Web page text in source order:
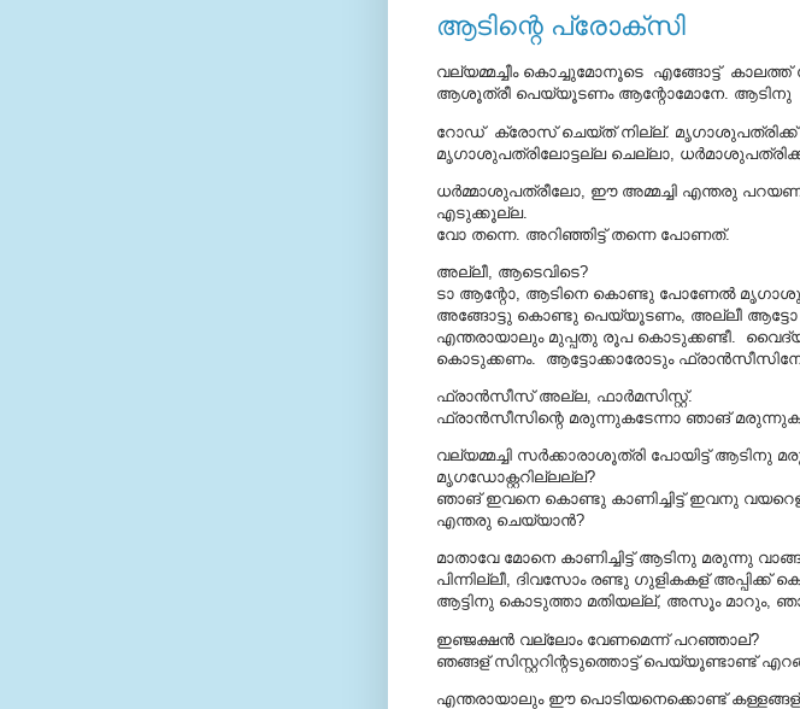
ആടിന്റെ പ്രോക്സി
വല്യമ്മച്ചീം കൊച്ചുമോനൂടെ എങ്ങോട്ട്
ആശൂത്രീ പെയ്യൂടണം ആന്റോമോനേ. ആടിനു
റോഡ് ക്രോസ് ചെയ്ത് നില്ല്.
മൃഗാശുപത്രിലോട്ടല്ല ചെല്ലാ,
ധര്‍മ്മാശുപത്രീലോ, ഈ അമ്മച്ചി എന്തരു
എടുക്കൂല്ല.
വോ തന്നെ. അറിഞ്ഞിട്ട് തന്നെ പോണത്.
അല്ലീ, ആടെവിടെ?
ടാ ആന്റോ, ആടിനെ കൊണ്ടു പോണേല്‍
അങ്ങോട്ടു കൊണ്ടു പെയ്യൂടണം, അല്ലീ ആട്ടോ
എന്തരായാലും മുപ്പതു രൂപ കൊടുക്കണ്ടീ.
കൊടുക്കണം. ആട്ടോക്കാരോടും
ഫ്രാന്‍സീസ് അല്ല, ഫാര്‍മസിസ്റ്റ്.
ഫ്രാന്‍സീസിന്റെ മരുന്നുകടേന്നാ ഞാങ് മരുന്നുകള്‌
വല്യമ്മച്ചി സര്‍ക്കാരാശൂത്രി പോയിട്ട് ആടിനു
മൃഗഡോക്റ്ററില്ലല്ല്?
ഞാങ് ഇവനെ കൊണ്ടു കാണിച്ചിട്ട് ഇവനു
എന്തരു ചെയ്യാന്‍?
മാതാവേ മോനെ കാണിച്ചിട്ട് ആടിനു മരുന്നു
പിന്നില്ലീ, ദിവസോം രണ്ടു ഗുളികകള്‌ അപ്പിക്ക്
ആട്ടിനു കൊടുത്താ മതിയല്ല്, അസൂം മാറും,
ഇഞ്ജക്ഷന്‍ വല്ലോം വേണമെന്ന് പറഞ്ഞാല്‌?
ഞങ്ങള്‌ സിസ്റ്ററിന്റടുത്തൊട്ട് പെയ്യൂണ്ടാണ്ട്
എന്തരായാലും ഈ പൊടിയനെക്കൊണ്ട്